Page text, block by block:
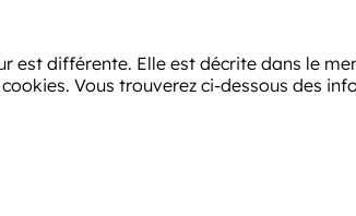
différente. Elle est décrite dans le
Vous trouverez ci-dessous des